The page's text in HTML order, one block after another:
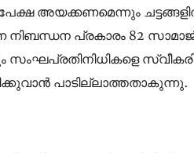
അയക്കണമെന്നും
പ്രകാരം 82
പാടില്ലാത്തതാകുന്നു.